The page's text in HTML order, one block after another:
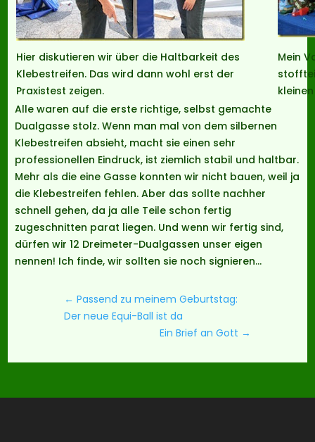
Hier diskutieren wir über die Haltbarkeit des
Klebestreifen. Das wird dann wohl erst der
Praxistest zeigen.
Mein
Alle waren auf die erste richtige, selbst gemachte
Dualgasse stolz. Wenn man mal von dem silbernen
Klebestreifen absieht, macht sie einen sehr
professionellen Eindruck, ist ziemlich stabil und haltbar.
Mehr als die eine Gasse konnten wir nicht bauen, weil ja
die Klebestreifen fehlen. Aber das sollte nachher
schnell gehen, da ja alle Teile schon fertig
zugeschnitten parat liegen. Und wenn wir fertig sind,
dürfen wir 12 Dreimeter-Dualgassen unser eigen
nennen! Ich finde, wir sollten sie noch signieren…
←Passend zu meinem Geburtstag:
Der neue Equi-Ball ist da
Ein Brief an Gott →